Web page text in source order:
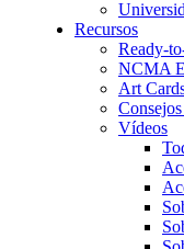
Recursos
Ready-
NCMA
Art
Vídeos